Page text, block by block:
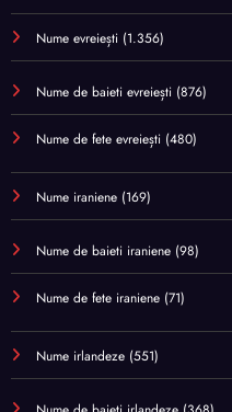
Nume evreiești (1.356)
Nume de baieti evreiești (876)
Nume de fete evreiești (480)
Nume iraniene (169)
Nume de baieti iraniene (98)
Nume de fete iraniene (71)
Nume irlandeze (551)